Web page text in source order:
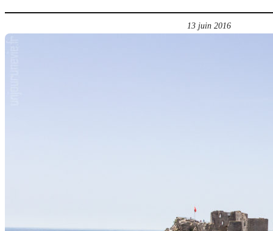
13 juin 2016